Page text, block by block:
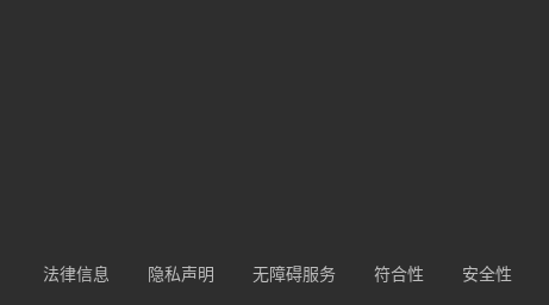
法律信息 隐私声明 无障碍服务 符合性 安全性